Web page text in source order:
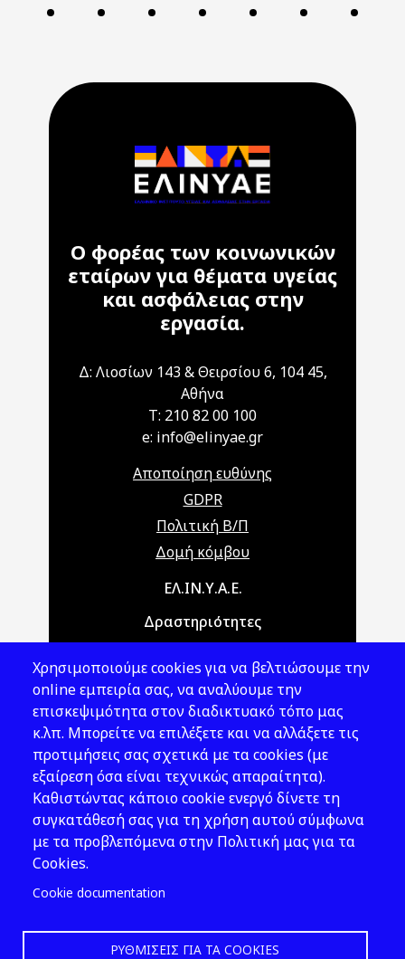
Ο φορέας των κοινωνικών
εταίρων για θέματα υγείας
και ασφάλειας στην
εργασία.
Δ: Λιοσίων 143 & Θειρσίου 6, 104 45,
Αθήνα
T: 210 82 00 100
e: info@elinyae.gr
Αποποίηση ευθύνης
GDPR
Πολιτική Β/Π
Δομή κόμβου
Main navigationΕΛ.ΙΝ.Υ.Α.Ε.
Δραστηριότητες
Νομοθεσία
Εκδόσεις
Νέα - Εκδηλώσεις
Ακολουθήστε μας
Χρησιμοποιούμε cookies για να βελτιώσουμε την
online εμπειρία σας, να αναλύουμε την
επισκεψιμότητα στον διαδικτυακό τόπο μας
κ.λπ. Μπορείτε να επιλέξετε και να αλλάξετε τις
προτιμήσεις σας σχετικά με τα cookies (με
εξαίρεση όσα είναι τεχνικώς απαραίτητα).
Καθιστώντας κάποιο cookie ενεργό δίνετε τη
συγκατάθεσή σας για τη χρήση αυτού σύμφωνα
με τα προβλεπόμενα στην Πολιτική μας για τα
Cookies.
Cookie documentation
ΡΥΘΜΊΣΕΙΣ ΓΙΑ ΤΑ COOKIES